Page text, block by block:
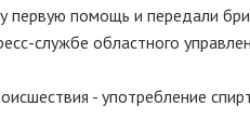
первую помощь и передали
службе областного
- употребление